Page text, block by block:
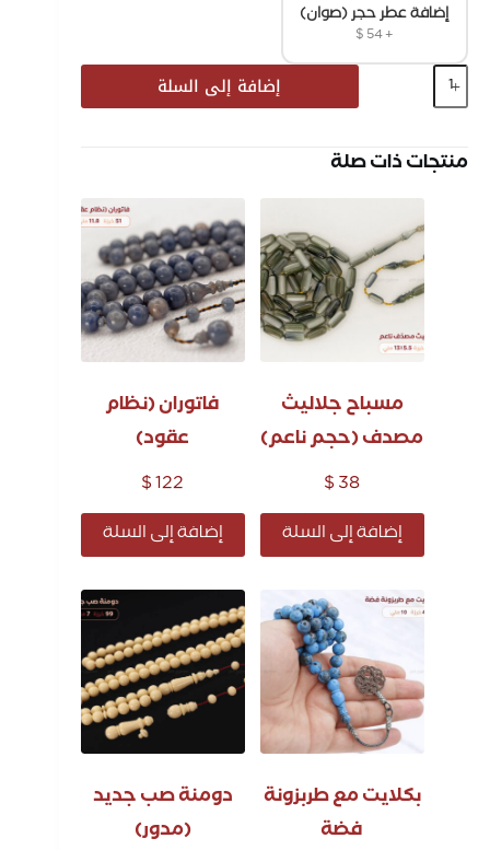
إضافة عطر حجر (صوان)
+
$54
إضافة إلى السلة
منتجات ذات صلة
مسباح جلاليث
مصدف (حجم ناعم)
$38
إضافة إلى السلة
فاتوران (نظام
عقود)
$122
إضافة إلى السلة
بكلايت مع طربزونة
فضة
دومنة صب جديد
(مدور)